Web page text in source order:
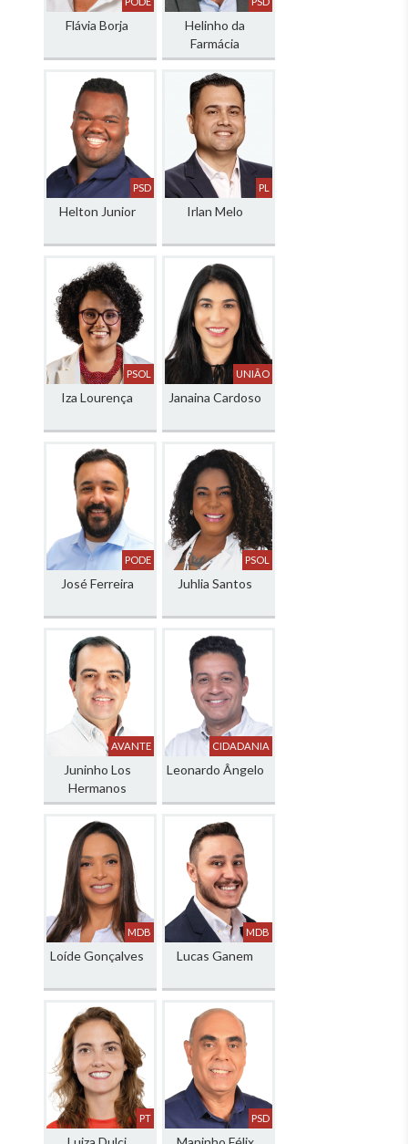
Flávia Borja
Helinho da
Farmácia
PSD
Helton Junior
PL
Irlan Melo
PSOL
Iza Lourença
UNIÃO
Janaina Cardoso
PODE
José Ferreira
PSOL
Juhlia Santos
AVANTE
Juninho Los
Hermanos
CIDADANIA
Leonardo Ângelo
MDB
Loíde Gonçalves
MDB
Lucas Ganem
PT PSD